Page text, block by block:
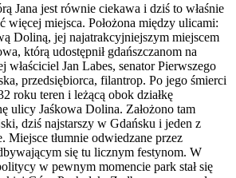
Jana jest równie ciekawa i dziś to właśnie
więcej miejsca. Położona między ulicami:
Doliną, jej najatrakcyjniejszym miejscem
którą udostępnił gdańszczanom na
Jan Labes, senator Pierwszego
przedsiębiorca, filantrop. Po jego śmierci
roku teren i leżącą obok działkę
ulicy Jaśkowa Dolina. Założono tam
dziś najstarszy w Gdańsku i jeden z
Miejsce tłumnie odwiedzane przez
się tu licznym festynom. W
w pewnym momencie park stał się